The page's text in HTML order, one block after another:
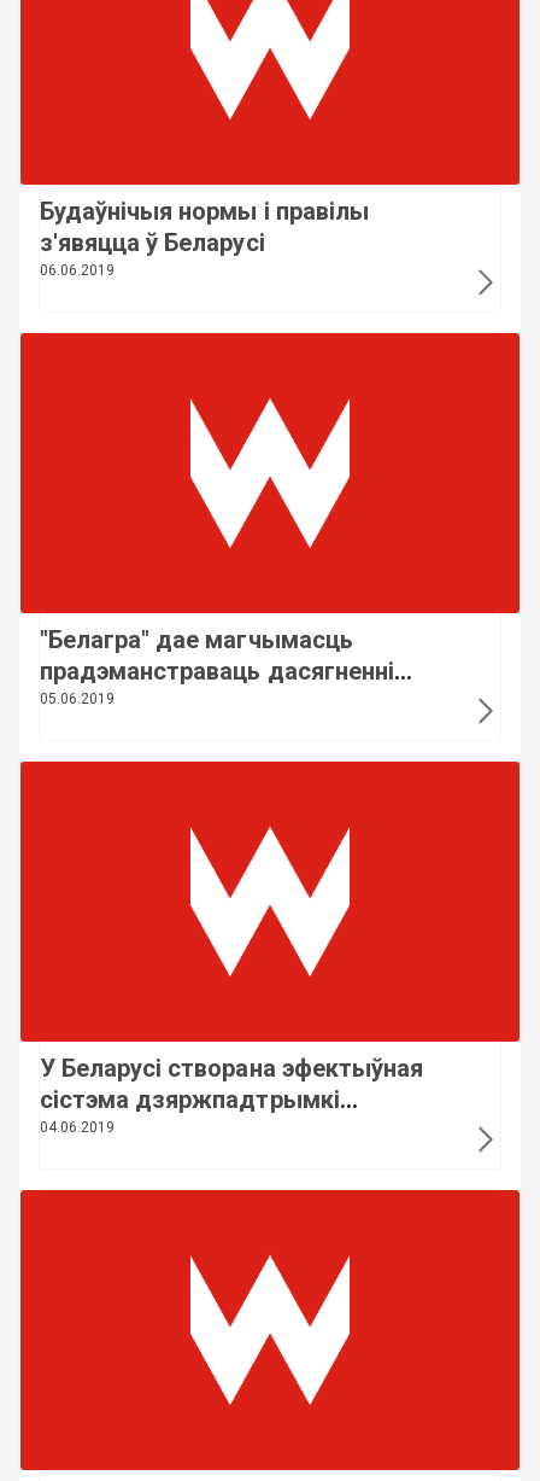
Будаўнічыя нормы і правілы
з'явяцца ў Беларусі
06.06.2019
"Белагра" дае магчымасць
прадэманстраваць дасягненні
беларускай сельгасвытворчасці
05.06.2019
У Беларусі створана эфектыўная
сістэма дзяржпадтрымкі
таленавітай моладзі -
04.06.2019